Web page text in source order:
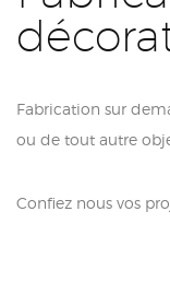
Fabrication sur
ou de tout autre
Confiez nous vos